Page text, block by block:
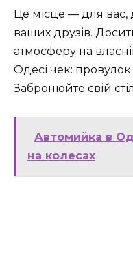
Це місце — для
ваших друзів.
атмосферу на
Одесі чек:
Забронюйте свій
Автомийка в
на колесах